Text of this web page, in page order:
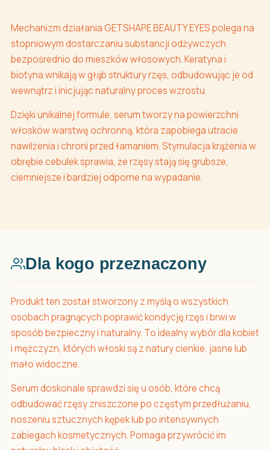
Mechanizm działania GETSHAPE BEAUTY EYES polega na
stopniowym dostarczaniu substancji odżywczych
bezpośrednio do mieszków włosowych. Keratyna i
biotyna wnikają w głąb struktury rzęs, odbudowując je od
wewnątrz i inicjując naturalny proces wzrostu.
Dzięki unikalnej formule, serum tworzy na powierzchni
włosków warstwę ochronną, która zapobiega utracie
nawilżenia i chroni przed łamaniem. Stymulacja krążenia w
obrębie cebulek sprawia, że rzęsy stają się grubsze,
ciemniejsze i bardziej odporne na wypadanie.
Dla kogo przeznaczony
Produkt ten został stworzony z myślą o wszystkich
osobach pragnących poprawić kondycję rzęs i brwi w
sposób bezpieczny i naturalny. To idealny wybór dla kobiet
i mężczyzn, których włoski są z natury cienkie, jasne lub
mało widoczne.
Serum doskonale sprawdzi się u osób, które chcą
odbudować rzęsy zniszczone po częstym przedłużaniu,
noszeniu sztucznych kępek lub po intensywnych
zabiegach kosmetycznych. Pomaga przywrócić im